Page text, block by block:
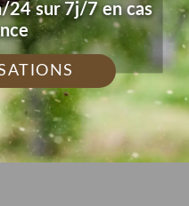
24 sur 7j/7 en cas